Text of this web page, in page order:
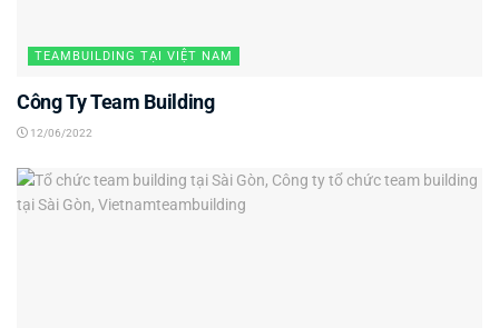
TEAMBUILDING TẠI VIỆT NAM
Công Ty Team Building
12/06/2022